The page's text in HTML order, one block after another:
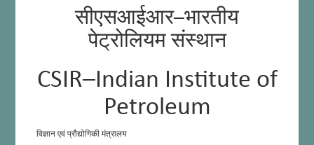
सीएसआईआर–भारतीय
पेट्रोलियम संस्थान
CSIR–Indian Institute of
Petroleum
विज्ञान एवं प्रौद्योगिकी मंत्रालय